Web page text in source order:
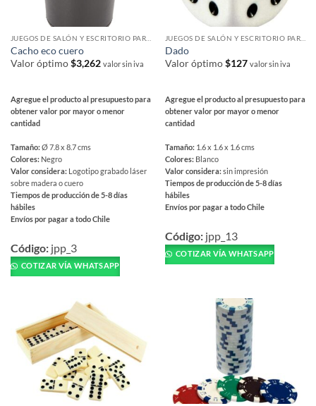
Cacho eco cuero
Valor óptimo$3,262 valor sin iva
Agregue el producto al presupuesto para
obtener valor por mayor o menor
cantidad
Tamaño:Ø 7.8 x 8.7 cms
Colores: Negro
Valor considera: Logotipo grabado láser
sobre madera o cuero
Tiempos de producción de 5-8 días
hábiles
Envíos por pagar a todo Chile
producto
tiene
múltiples
opciones
se
pueden
elegir
Código: jpp_3
COTIZAR VÍA WHATSAPP
Dado
Valor óptimo$127 valor sin iva
Agregue el producto al presupuesto para
obtener valor por mayor o menor
cantidad
Tamaño: 1.6 x 1.6 x 1.6 cms
Colores: Blanco
Valor considera:sin impresión
Tiempos de producción de 5-8 días
hábiles
Envíos por pagar a todo Chile
producto
tiene
múltiples
página
Código: jpp_13
COTIZAR VÍA WHATSAPP